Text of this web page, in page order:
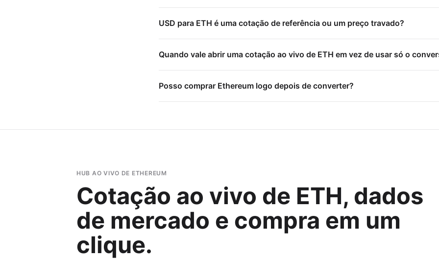
USD para ETH é uma cotação de referência ou um preço travado?
Quando vale abrir uma cotação ao vivo de ETH em vez de usar só o
Posso comprar Ethereum logo depois de converter?
HUB AO VIVO DE ETHEREUM
Cotação ao vivo de ETH, dados
de mercado e compra em um
clique.